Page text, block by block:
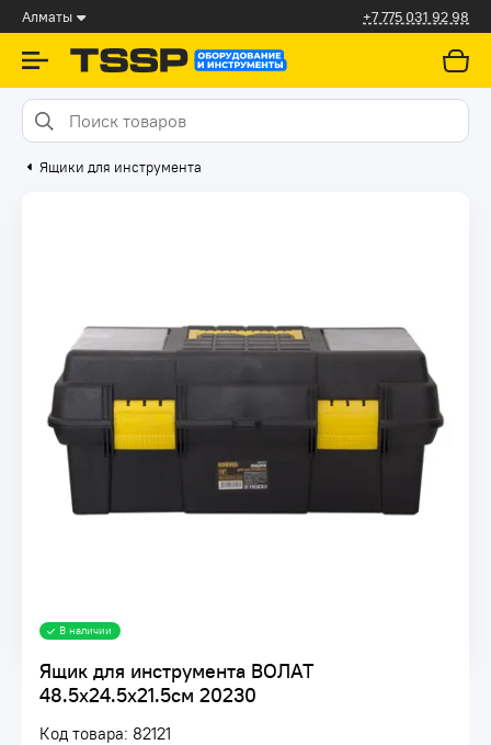
Алматы +7 775 031 92 98
Ящики для инструмента
Ящик для инструмента ВОЛАТ
48.5х24.5х21.5см 20230
Код товара: 82121
В наличии